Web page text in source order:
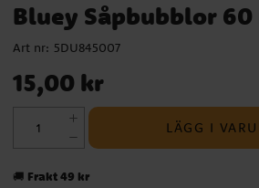
Bluey Såpbubblor
Art nr: 5DU845007
Pris
15,00 kr
15,00 kr
LÄGG I
🚚 Frakt 49 kr